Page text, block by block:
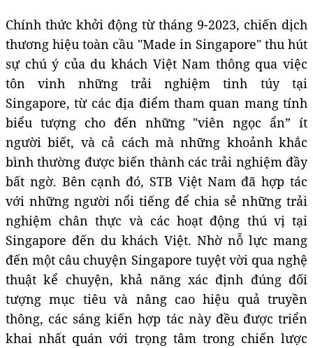
Chính thức khởi động từ tháng 9-2023, chiến dịch
thương hiệu toàn cầu "Made in Singapore" thu hút
sự chú ý của du khách Việt Nam thông qua việc
tôn vinh những trải nghiệm tinh túy tại
Singapore, từ các địa điểm tham quan mang tính
biểu tượng cho đến những "viên ngọc ẩn” ít
người biết, và cả cách mà những khoảnh khắc
bình thường được biến thành các trải nghiệm đầy
bất ngờ. Bên cạnh đó, STB Việt Nam đã hợp tác
với những người nổi tiếng để chia sẻ những trải
nghiệm chân thực và các hoạt động thú vị tại
Singapore đến du khách Việt. Nhờ nỗ lực mang
đến một câu chuyện Singapore tuyệt vời qua nghệ
thuật kể chuyện, khả năng xác định đúng đối
tượng mục tiêu và nâng cao hiệu quả truyền
thông, các sáng kiến hợp tác này đều được triển
khai nhất quán với trọng tâm trong chiến lược